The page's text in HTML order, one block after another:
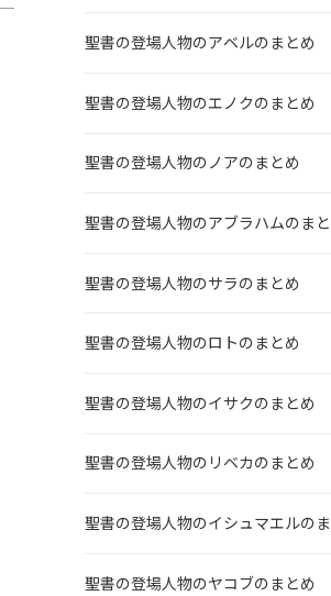
聖書の登場人物のアベルのまとめ
聖書の登場人物のエノクのまとめ
聖書の登場人物のノアのまとめ
聖書の登場人物のアブラハムのま
聖書の登場人物のサラのまとめ
聖書の登場人物のロトのまとめ
聖書の登場人物のイサクのまとめ
聖書の登場人物のリベカのまとめ
聖書の登場人物のイシュマエルの
聖書の登場人物のヤコブのまとめ